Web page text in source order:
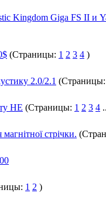
Kingdom Giga FS II и
(Страницы: 1 2 3 4 )
2.0/2.1 (Страницы:
HE (Страницы: 1 2 3 4
стрічки.
1 2 )